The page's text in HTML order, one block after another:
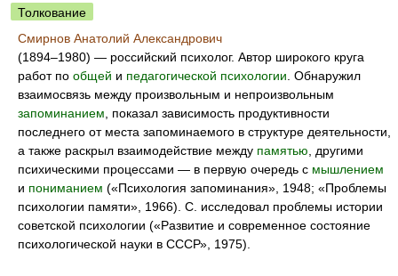
Толкование
Смирнов Анатолий Александрович
(1894–1980) — российский психолог. Автор широкого круга
работ по общей и педагогической психологии . Обнаружил
взаимосвязь между произвольным и непроизвольным
запоминанием , показал зависимость продуктивности
последнего от места запоминаемого в структуре деятельности,
а также раскрыл взаимодействие между памятью , другими
психическими процессами — в первую очередь с мышлением
и пониманием («Психология запоминания», 1948; «Проблемы
психологии памяти», 1966). С. исследовал проблемы истории
советской психологии («Развитие и современное состояние
психологической науки в СССР», 1975).